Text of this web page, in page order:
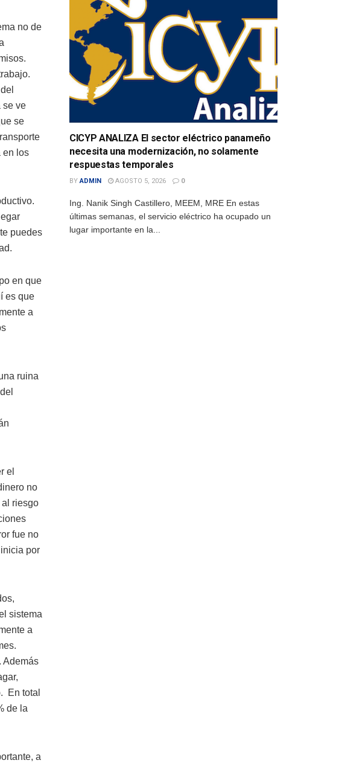
no de
se ve
se
en los
puedes
en que
es que
a
ruina
el
no
al riesgo
fue no
por
sistema
a
Además
En total
de la
a
CICYP ANALIZA El sector eléctrico panameño
necesita una modernización, no solamente
respuestas temporales
BY ADMIN AGOSTO 5, 2026 0
Ing. Nanik Singh Castillero, MEEM, MRE En estas
últimas semanas, el servicio eléctrico ha ocupado un
lugar importante en la...